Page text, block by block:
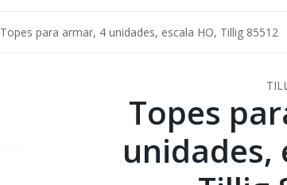
Topes para armar, 4 unidades, escala HO, Tillig 85512
Topes
unidades,